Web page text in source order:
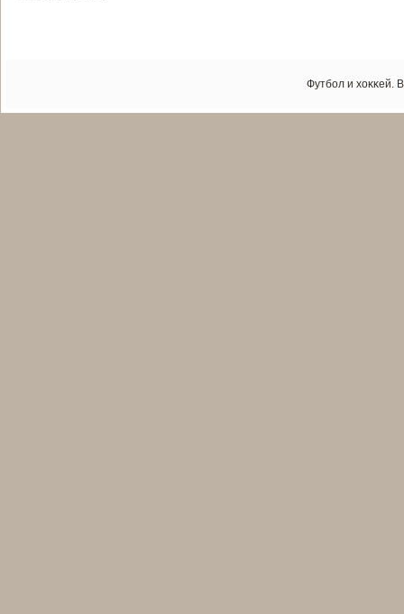
Футбол и хоκκей.